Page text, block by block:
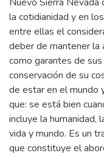
la cotidianidad y en
entre ellas el
deber de mantener la
como garantes de
conservación de su
de estar en el mundo
que: se está bien
incluye la humanidad,
vida y mundo. Es un
que constituye el